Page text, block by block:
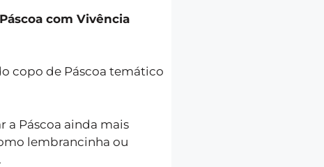
com Vivência
copo de Páscoa temático
a Páscoa ainda mais
lembrancinha ou